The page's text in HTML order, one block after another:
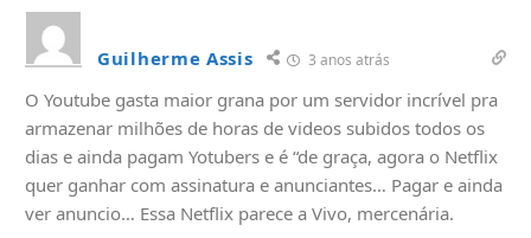
Guilherme Assis 3 anos atrás
O Youtube gasta maior grana por um servidor incrível pra
armazenar milhões de horas de videos subidos todos os
dias e ainda pagam Yotubers e é “de graça, agora o Netflix
quer ganhar com assinatura e anunciantes… Pagar e ainda
ver anuncio… Essa Netflix parece a Vivo, mercenária.